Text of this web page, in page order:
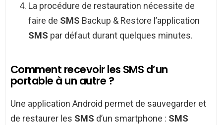
La procédure de restauration nécessite de
faire de SMS Backup & Restore l’application
SMS par défaut durant quelques minutes.
Comment recevoir les SMS d’un
portable à un autre ?
Une application Android permet de sauvegarder et
de restaurer les SMS d’un smartphone : SMS